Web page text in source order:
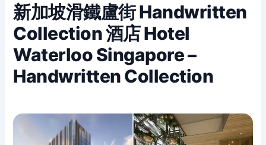
新加坡滑鐵盧街 Handwritten
Collection 酒店 Hotel
Waterloo Singapore –
Handwritten Collection